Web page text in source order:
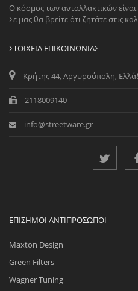
Ο κόσμος των ανταλλακτικών
Σε μας θα βρείτε ότι ζητάτε στις
ΣΤΟΙΧΕΊΑ ΕΠΙΚΟΙΝΩΝΊΑΣ
Κρήτης 44, Αργυρούπολη,
2118009140
info@streetware.gr
ΕΠΊΣΗΜΟΙ ΑΝΤΙΠΡΌΣΩΠΟΙ
Maxton Design
Green Filters
Wagner Tuning